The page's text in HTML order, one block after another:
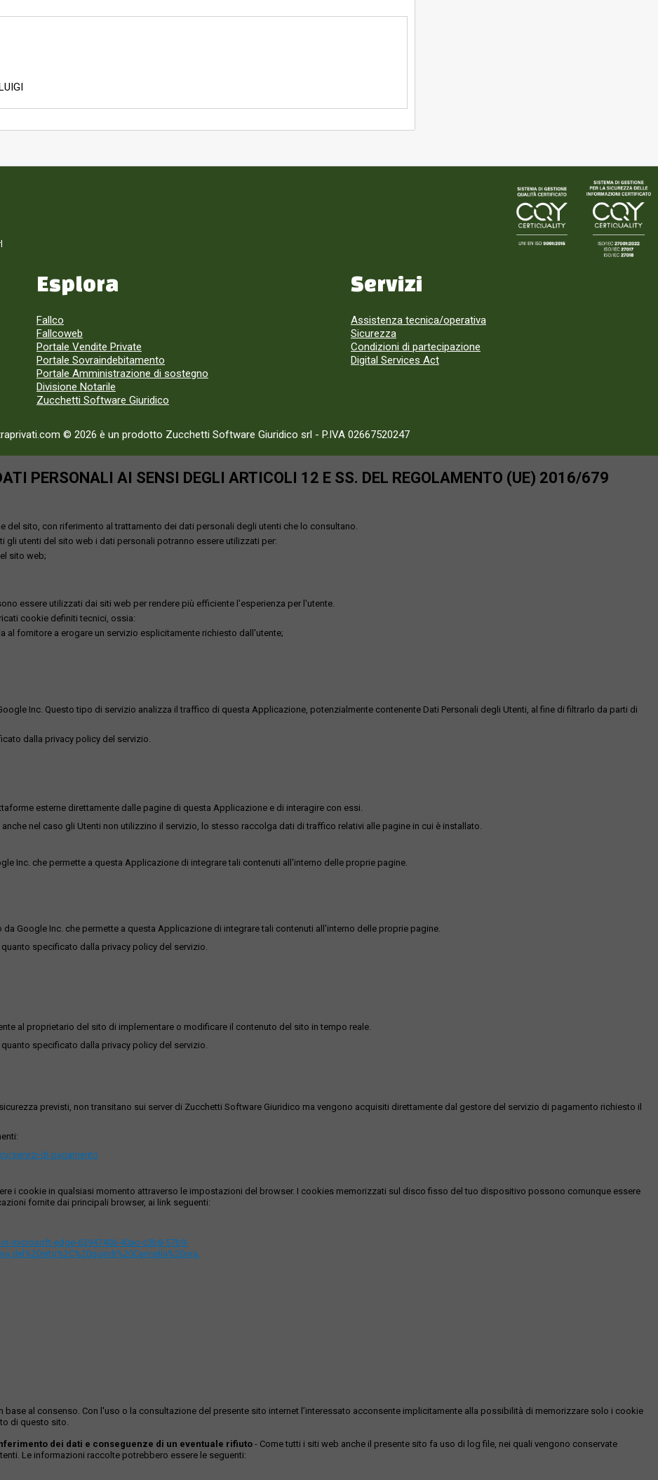
Esplora
Fallco
Fallcoweb
Portale Vendite Private
Portale Sovraindebitamento
Portale Amministrazione di sostegno
Divisione Notarile
Zucchetti Software Giuridico
Servizi
Assistenza tecnica/operativa
Sicurezza
Condizioni di partecipazione
Digital Services Act
© 2026 è un prodotto Zucchetti Software Giuridico srl - P.IVA 02667520247
PERSONALI AI SENSI DEGLI ARTICOLI 12 E SS. DEL REGOLAMENTO (UE) 2016/679
del sito, con riferimento al trattamento dei dati personali degli utenti che lo consultano.
gli utenti del sito web i dati personali potranno essere utilizzati per:
sito web;
essere utilizzati dai siti web per rendere più efficiente l'esperienza per l'utente.
cookie definiti tecnici, ossia:
fornitore a erogare un servizio esplicitamente richiesto dall'utente;
Inc. Questo tipo di servizio analizza il traffico di questa Applicazione, potenzialmente contenente Dati Personali degli Utenti, al fine di filtrarlo da parti di
dalla privacy policy del servizio.
esterne direttamente dalle pagine di questa Applicazione e di interagire con essi.
nel caso gli Utenti non utilizzino il servizio, lo stesso raccolga dati di traffico relativi alle pagine in cui è installato.
Inc. che permette a questa Applicazione di integrare tali contenuti all'interno delle proprie pagine.
Google Inc. che permette a questa Applicazione di integrare tali contenuti all'interno delle proprie pagine.
specificato dalla privacy policy del servizio.
al proprietario del sito di implementare o modificare il contenuto del sito in tempo reale.
specificato dalla privacy policy del servizio.
previsti, non transitano sui server di Zucchetti Software Giuridico ma vengono acquisiti direttamente dal gestore del servizio di pagamento richiesto il
servizi-di-pagamento
i cookie in qualsiasi momento attraverso le impostazioni del browser. I cookies memorizzati sul disco fisso del tuo dispositivo possono comunque essere
fornite dai principali browser, ai link seguenti:
microsoft-edge-63947406-40ac-c3b8-57b9-
base al consenso. Con l'uso o la consultazione del presente sito internet l’interessato acconsente implicitamente alla possibilità di memorizzare solo i cookie
di questo sito.
dei dati e conseguenze di un eventuale rifiuto - Come tutti i siti web anche il presente sito fa uso di log file, nei quali vengono conservate
Le informazioni raccolte potrebbero essere le seguenti: